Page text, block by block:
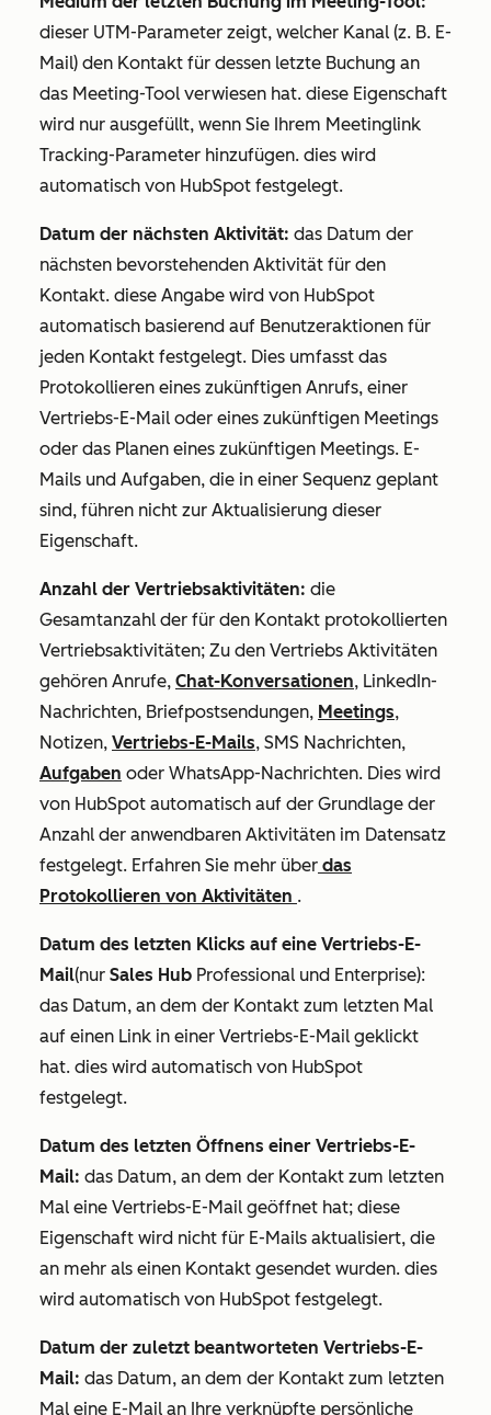
dieser UTM-Parameter zeigt, welcher Kanal (z. B. E-
Mail) den Kontakt für dessen letzte Buchung an
das Meeting-Tool verwiesen hat. diese Eigenschaft
wird nur ausgefüllt, wenn Sie Ihrem Meetinglink
Tracking-Parameter hinzufügen. dies wird
automatisch von HubSpot festgelegt.
Datum der nächsten Aktivität: das Datum der
nächsten bevorstehenden Aktivität für den
Kontakt. diese Angabe wird von HubSpot
automatisch basierend auf Benutzeraktionen für
jeden Kontakt festgelegt. Dies umfasst das
Protokollieren eines zukünftigen Anrufs, einer
Vertriebs-E-Mail oder eines zukünftigen Meetings
oder das Planen eines zukünftigen Meetings. E-
Mails und Aufgaben, die in einer Sequenz geplant
sind, führen nicht zur Aktualisierung dieser
Eigenschaft.
Anzahl der Vertriebsaktivitäten: die
Gesamtanzahl der für den Kontakt protokollierten
Vertriebsaktivitäten; Zu den Vertriebs Aktivitäten
gehören Anrufe, Chat-Konversationen, LinkedIn-
Nachrichten, Briefpostsendungen, Meetings,
Notizen, Vertriebs-E-Mails, SMS Nachrichten,
Aufgaben oder WhatsApp-Nachrichten. Dies wird
von HubSpot automatisch auf der Grundlage der
Anzahl der anwendbaren Aktivitäten im Datensatz
festgelegt. Erfahren Sie mehr über das
Protokollieren von Aktivitäten .
Datum des letzten Klicks auf eine Vertriebs-E-
Mail(nur Sales Hub Professional und Enterprise):
das Datum, an dem der Kontakt zum letzten Mal
auf einen Link in einer Vertriebs-E-Mail geklickt
hat. dies wird automatisch von HubSpot
festgelegt.
Datum des letzten Öffnens einer Vertriebs-E-
Mail: das Datum, an dem der Kontakt zum letzten
Mal eine Vertriebs-E-Mail geöffnet hat; diese
Eigenschaft wird nicht für E-Mails aktualisiert, die
an mehr als einen Kontakt gesendet wurden. dies
wird automatisch von HubSpot festgelegt.
Datum der zuletzt beantworteten Vertriebs-E-
Mail: das Datum, an dem der Kontakt zum letzten
Mal eine E-Mail an Ihre verknüpfte persönliche